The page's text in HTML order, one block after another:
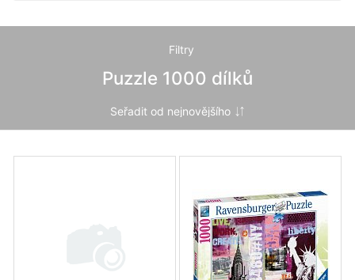
Filtry
Puzzle 1000 dílků